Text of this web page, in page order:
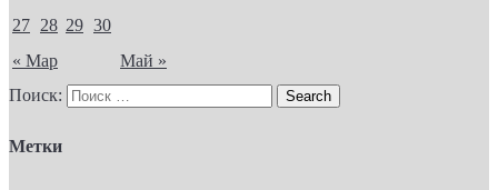
« Мар Май »
27 28 29 30
Поиск:
Метки